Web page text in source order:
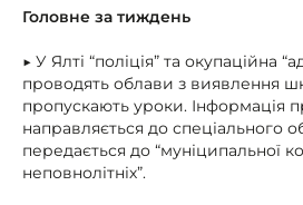
Головне за тиждень
▶ У Ялті “поліція” та окупаційна
проводять облави з виявлення
пропускають уроки. Інформація
направляється до спеціального
передається до “муніципальної
неповнолітніх”.